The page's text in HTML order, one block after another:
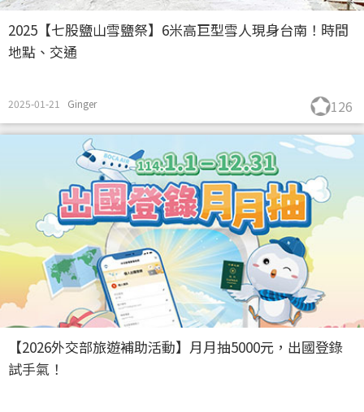
2025【七股鹽山雪鹽祭】6米高巨型雪人現身台南！時間
地點、交通
2025-01-21 Ginger 126
【2026外交部旅遊補助活動】月月抽5000元，出國登錄
試手氣！